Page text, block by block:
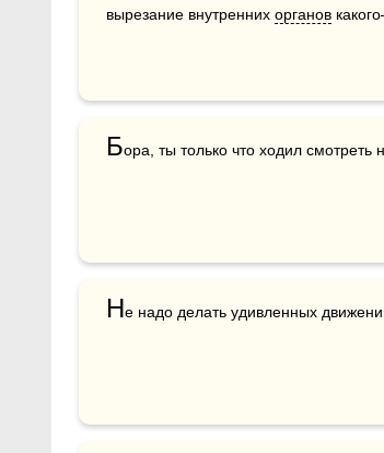
вырезание внутренних органов
Бора, ты только что ходил смотреть
Не надо делать удивленных